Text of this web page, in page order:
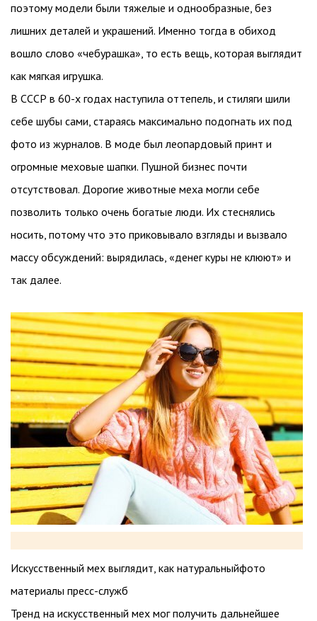
поэтому модели были тяжелые и однообразные, без
лишних деталей и украшений. Именно тогда в обиход
вошло слово «чебурашка», то есть вещь, которая выглядит
как мягкая игрушка.
В СССР в 60-х годах наступила оттепель, и стиляги шили
себе шубы сами, стараясь максимально подогнать их под
фото из журналов. В моде был леопардовый принт и
огромные меховые шапки. Пушной бизнес почти
отсутствовал. Дорогие животные меха могли себе
позволить только очень богатые люди. Их стеснялись
носить, потому что это приковывало взгляды и вызвало
массу обсуждений: вырядилась, «денег куры не клюют» и
так далее.
Искусственный мех выглядит, как натуральныйфото
материалы пресс-служб
Тренд на искусственный мех мог получить дальнейшее